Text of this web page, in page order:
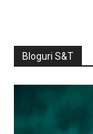
Bloguri S&T